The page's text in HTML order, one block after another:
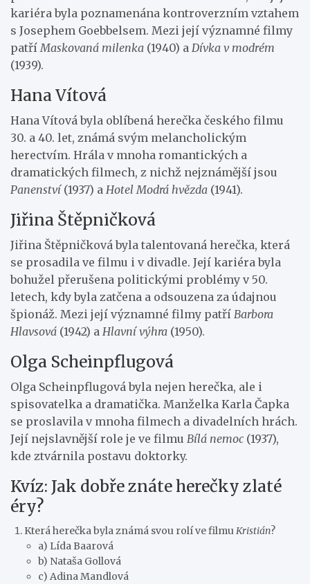
kariéra byla poznamenána kontroverzním vztahem
s Josephem Goebbelsem. Mezi její významné filmy
patří Maskovaná milenka (1940) a Dívka v modrém
(1939).
Hana Vítová
Hana Vítová byla oblíbená herečka českého filmu
30. a 40. let, známá svým melancholickým
herectvím. Hrála v mnoha romantických a
dramatických filmech, z nichž nejznámější jsou
Panenství(1937) a Hotel Modrá hvězda (1941).
Jiřina Štěpničková
Jiřina Štěpničková byla talentovaná herečka, která
se prosadila ve filmu i v divadle. Její kariéra byla
bohužel přerušena politickými problémy v 50.
letech, kdy byla zatčena a odsouzena za údajnou
špionáž. Mezi její významné filmy patří Barbora
Hlavsová (1942) a Hlavní výhra (1950).
Olga Scheinpflugová
Olga Scheinpflugová byla nejen herečka, ale i
spisovatelka a dramatička. Manželka Karla Čapka
se proslavila v mnoha filmech a divadelních hrách.
Její nejslavnější role je ve filmu Bílá nemoc (1937),
kde ztvárnila postavu doktorky.
Kvíz: Jak dobře znáte herečky zlaté
éry?
Která herečka byla známá svou rolí ve filmuKristián?
a) Lída Baarová
b) Nataša Gollová
c) Adina Mandlová